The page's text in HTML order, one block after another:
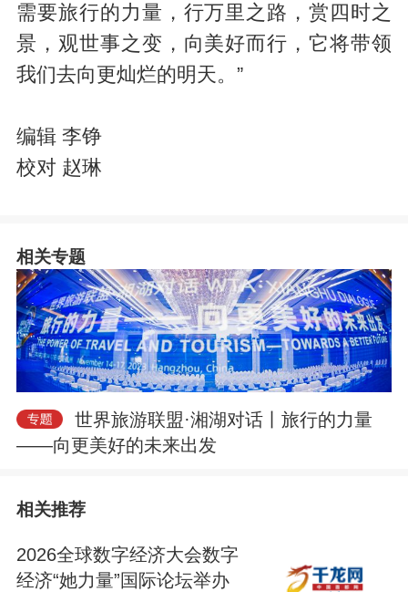
需要旅行的力量，行万里之路，赏四时之
景，观世事之变，向美好而行，它将带领
我们去向更灿烂的明天。”
编辑 李铮
校对 赵琳
相关专题
世界旅游联盟·湘湖对话丨旅行的力量
——向更美好的未来出发
相关推荐
2026全球数字经济大会数字
经济“她力量”国际论坛举办